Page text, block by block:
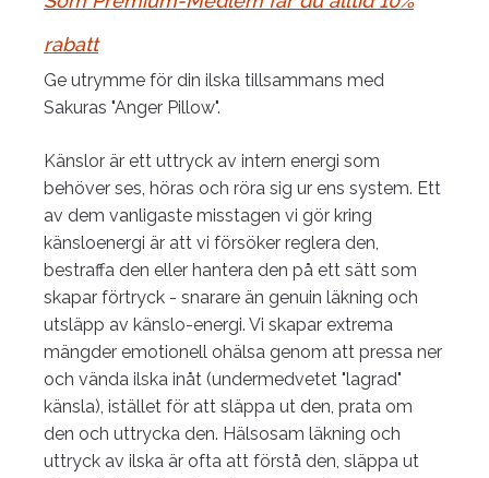
rabatt
Ge utrymme för din ilska tillsammans med
Sakuras "Anger Pillow".
Känslor är ett uttryck av intern energi som
behöver ses, höras och röra sig ur ens system. Ett
av dem vanligaste misstagen vi gör kring
känsloenergi är att vi försöker reglera den,
bestraffa den eller hantera den på ett sätt som
skapar förtryck - snarare än genuin läkning och
utsläpp av känslo-energi. Vi skapar extrema
mängder emotionell ohälsa genom att pressa ner
och vända ilska inåt (undermedvetet "lagrad"
känsla), istället för att släppa ut den, prata om
den och uttrycka den. Hälsosam läkning och
uttryck av ilska är ofta att förstå den, släppa ut